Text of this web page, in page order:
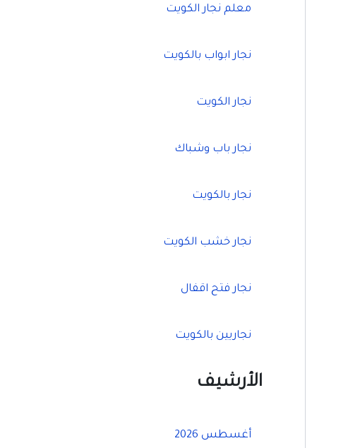
معلم نجار الكويت
نجار ابواب بالكويت
نجار الكويت
نجار باب وشباك
نجار بالكويت
نجار خشب الكويت
نجار فتح اقفال
نجاريين بالكويت
الأرشيف
أغسطس 2026